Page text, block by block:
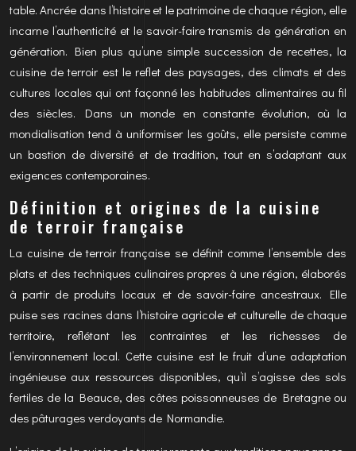
table. Ancrée dans l’histoire et le patrimoine de chaque région, elle
incarne l’authenticité et le savoir-faire transmis de génération en
génération. Bien plus qu’une simple succession de recettes, la
cuisine de terroir est le reflet des paysages, des climats et des
cultures locales qui ont façonné les habitudes alimentaires au fil
des siècles. Dans un monde en constante évolution, où la
mondialisation tend à uniformiser les goûts, elle persiste comme
un bastion de diversité et de tradition, tout en s’adaptant aux
exigences contemporaines.
Définition et origines de la cuisine
de terroir française
La cuisine de terroir française se définit comme l’ensemble des
plats et des techniques culinaires propres à une région, élaborés
à partir de produits locaux et de savoir-faire ancestraux. Elle
puise ses racines dans l’histoire agricole et culturelle de chaque
territoire, reflétant les contraintes et les richesses de
l’environnement local. Cette cuisine est le fruit d’une adaptation
ingénieuse aux ressources disponibles, qu’il s’agisse des sols
fertiles de la Beauce, des côtes poissonneuses de Bretagne ou
des pâturages verdoyants de Normandie.